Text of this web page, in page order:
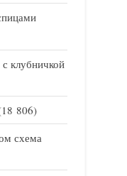
клубничкой
806)
схема